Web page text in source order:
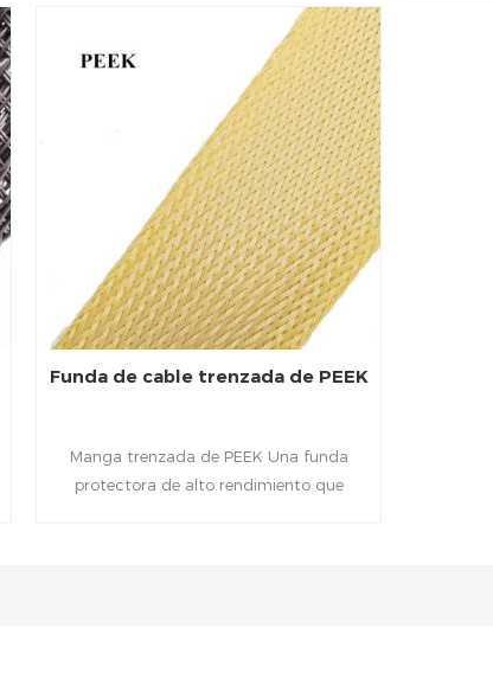
a los cables, fácilmente doblable. . Se
utiliza para cableado automotriz y
ferroviario, tiene una estructura liviana y
reforzada.
Funda de cable trenzada de PEEK
Manga trenzada de PEEK Una funda
protectora de alto rendimiento que